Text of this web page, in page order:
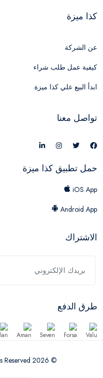
كذا ميزة
عن الشركة
كيفية عمل طلب شراء
ابدأ البيع علي كذا ميزة
تواصل معنا
حمل تطبيق كذا ميزة
iOS App
Android App
الاشتراك
طرق الدفع
© 2026 Kza Meeza. All Rights Reserved